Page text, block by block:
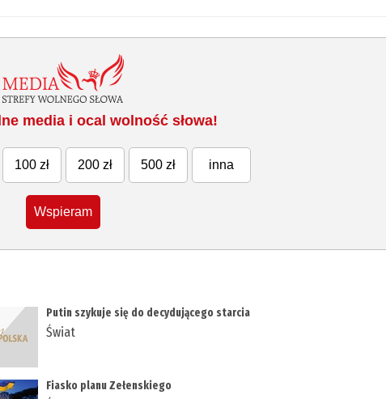
media i ocal wolność słowa!
100 zł 200 zł 500 zł inna
Wspieram
Putin szykuje się do decydującego starcia
Świat
Fiasko planu Zełenskiego